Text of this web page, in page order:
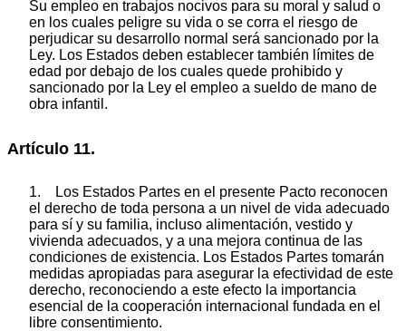
Su empleo en trabajos nocivos para su moral y salud o
en los cuales peligre su vida o se corra el riesgo de
perjudicar su desarrollo normal será sancionado por la
Ley. Los Estados deben establecer también límites de
edad por debajo de los cuales quede prohibido y
sancionado por la Ley el empleo a sueldo de mano de
obra infantil.
Artículo 11.
1. Los Estados Partes en el presente Pacto reconocen
el derecho de toda persona a un nivel de vida adecuado
para sí y su familia, incluso alimentación, vestido y
vivienda adecuados, y a una mejora continua de las
condiciones de existencia. Los Estados Partes tomarán
medidas apropiadas para asegurar la efectividad de este
derecho, reconociendo a este efecto la importancia
esencial de la cooperación internacional fundada en el
libre consentimiento.